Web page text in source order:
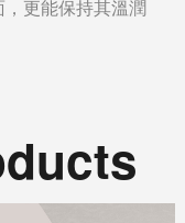
更能保持其溫潤